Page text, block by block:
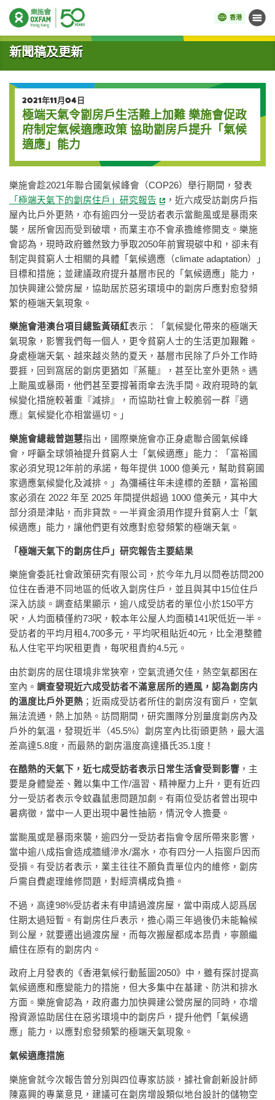
香港 目錄
開始主要內容
新聞稿及更新
2021年11月04日
極端天氣令劏房戶生活難上加難 樂施會促政
府制定氣候適應政策 協助劏房戶提升「氣候
適應」能力
樂施會趁2021年聯合國氣候峰會（COP26）舉行期間，發表
「極端天氣下的劏房住戶」研究報告
，近六成受訪劏房戶指
屋內比戶外更熱，亦有逾四分一受訪者表示當颱風或是暴雨來
襲，居所會因而受到破壞，而業主亦不會承擔維修開支。樂施
會認為，現時政府雖然致力爭取2050年前實現碳中和，卻未有
制定與貧窮人士相關的具體「氣候適應（climate adaptation）」
目標和措施；並建議政府提升基層市民的「氣候適應」能力，
加快興建公營房屋，協助居於惡劣環境中的劏房戶應對愈發頻
繁的極端天氣現象。
樂施會港澳台項目總監黃碩紅表示：「氣候變化帶來的極端天
氣現象，影響我們每一個人，更令貧窮人士的生活更加艱難。
身處極端天氣、越來越炎熱的夏天，基層市民除了戶外工作時
要捱，回到窩居的劏房更猶如『蒸籠』，甚至比室外更熱。遇
上颱風或暴雨，他們甚至要撐著雨傘去洗手間。政府現時的氣
候變化措施較著重『減排』，而協助社會上較脆弱一群『適
應』氣候變化亦相當逼切。」
樂施會總裁曾迦慧指出，國際樂施會亦正身處聯合國氣候峰
會，呼籲全球領袖提升貧窮人士「氣候適應」能力：「富裕國
家必須兌現12年前的承諾，每年提供 1000 億美元，幫助貧窮國
家適應氣候變化及減排。」為彌補往年未達標的差額，富裕國
家必須在 2022 年至 2025 年間提供超過 1000 億美元，其中大
部分須是津貼，而非貸款。一半資金須用作提升貧窮人士「氣
候適應」能力，讓他們更有效應對愈發頻繁的極端天氣。
「極端天氣下的劏房住戶」研究報告主要結果
樂施會委託社會政策研究有限公司，於今年九月以問卷訪問200
位住在香港不同地區的低收入劏房住戶，並且與其中15位住戶
深入訪談。調查結果顯示，逾八成受訪者的單位小於150平方
呎，人均面積僅約73呎，較本年公屋人均面積141呎低近一半。
受訪者的平均月租4,700多元，平均呎租貼近40元，比全港整體
私人住宅平均呎租更貴，每呎租貴約4.5元。
由於劏房的居住環境非常狹窄，空氣流通欠佳，熱空氣都困在
室內。 調查發現近六成受訪者不滿意居所的通風，認為劏房内
的溫度比戶外更熱 ；近兩成受訪者所住的劏房沒有窗戶，空氣
無法流通，熱上加熱。訪問期間，研究團隊分別量度劏房內及
戶外的氣溫，發現近半（45.5%）劏房室內比街頭更熱，最大溫
差高達5.8度，而最熱的劏房溫度高達攝氏35.1度！
在酷熱的天氣下，近七成受訪者表示日常生活會受到影響 ，主
要是身體變差、難以集中工作/溫習、精神壓力上升，更有近四
分一受訪者表示令蚊蟲鼠患問題加劇。有兩位受訪者曾出現中
暑病徵，當中一人更出現中暑性抽筋，情況令人擔憂。
當颱風或是暴雨來襲，逾四分一受訪者指會令居所帶來影響，
當中逾八成指會造成牆縫滲水/漏水，亦有四分一人指窗戶因而
受損。有受訪者表示，業主往往不願負責單位内的維修，劏房
戶需自費處理維修問題，對經濟構成負擔。
不過，高達98%受訪者未有申請過渡房屋，當中兩成人認爲居
住期太過短暫。有劏房住戶表示，擔心兩三年過後仍未能輪候
到公屋，就要遷出過渡房屋，而每次搬屋都成本昂貴，寧願繼
續住在原有的劏房内。
政府上月發表的《香港氣候行動藍圖2050》中，雖有探討提高
氣候適應和應變能力的措施，但大多集中在基建、防洪和排水
方面。樂施會認為，政府盡力加快興建公營房屋的同時，亦增
撥資源協助居住在惡劣環境中的劏房戶，提升他們「氣候適
應」能力，以應對愈發頻繁的極端天氣現象。
氣候適應措施
樂施會就今次報告曾分別與四位專家訪談，據社會創新設計師
陳嘉興的專業意見，建議可在劏房增設類似地台設計的儲物空